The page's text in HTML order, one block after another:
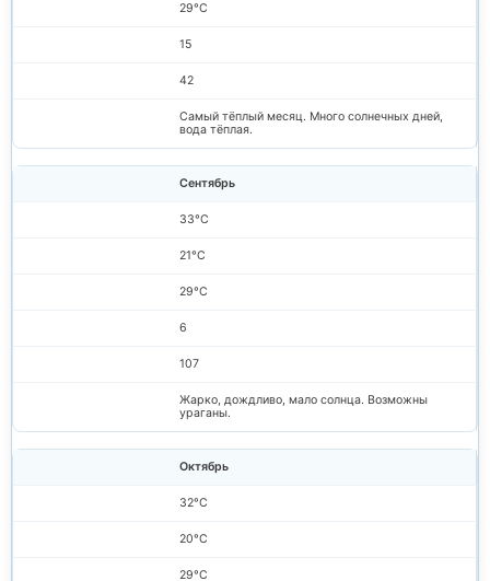
29°C
15
42
Самый тёплый месяц. Много солнечных дней,
вода тёплая.
Сентябрь
33°C
21°C
29°C
6
107
Жарко, дождливо, мало солнца. Возможны
ураганы.
Октябрь
32°C
20°C
29°C